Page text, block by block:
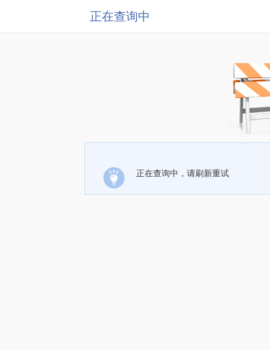
正在查询中
正在查询中，请刷新重试